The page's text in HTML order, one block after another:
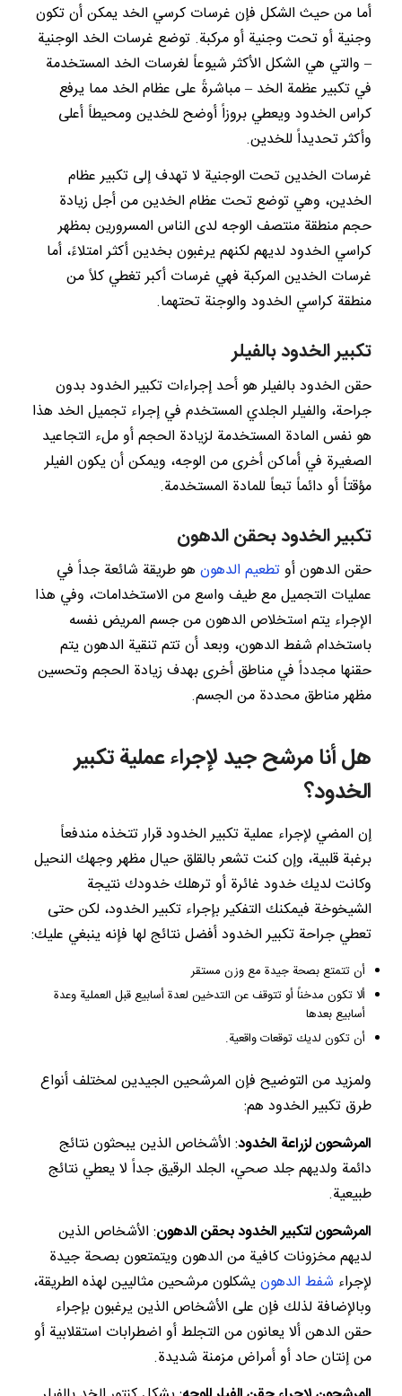
أما من حيث الشكل فإن غرسات كرسي الخد يمكن أن تكون
وجنية أو تحت وجنية أو مركبة. توضع غرسات الخد الوجنية
– والتي هي الشكل الأكثر شيوعاً لغرسات الخد المستخدمة
في تكبير عظمة الخد – مباشرةً على عظام الخد مما يرفع
كراس الخدود ويعطي بروزاً أوضح للخدين ومحيطاً أعلى
وأكثر تحديداً للخدين.
غرسات الخدين تحت الوجنية لا تهدف إلى تكبير عظام
الخدين، وهي توضع تحت عظام الخدين من أجل زيادة
حجم منطقة منتصف الوجه لدى الناس المسرورين بمظهر
كراسي الخدود لديهم لكنهم يرغبون بخدين أكثر امتلاءً، أما
غرسات الخدين المركبة فهي غرسات أكبر تغطي كلاً من
منطقة كراسي الخدود والوجنة تحتهما.
تكبير الخدود بالفيلر
حقن الخدود بالفيلر هو أحد إجراءات تكبير الخدود بدون
جراحة، والفيلر الجلدي المستخدم في إجراء تجميل الخد هذا
هو نفس المادة المستخدمة لزيادة الحجم أو ملء التجاعيد
الصغيرة في أماكن أخرى من الوجه، ويمكن أن يكون الفيلر
مؤقتاً أو دائماً تبعاً للمادة المستخدمة.
تكبير الخدود بحقن الدهون
حقن الدهون أوتطعيم الدهونهو طريقة شائعة جداً في
عمليات التجميل مع طيف واسع من الاستخدامات، وفي هذا
الإجراء يتم استخلاص الدهون من جسم المريض نفسه
باستخدام شفط الدهون، وبعد أن تتم تنقية الدهون يتم
حقنها مجدداً في مناطق أخرى بهدف زيادة الحجم وتحسين
مظهر مناطق محددة من الجسم.
هل أنا مرشح جيد لإجراء عملية تكبير
الخدود؟
إن المضي لإجراء عملية تكبير الخدود قرار تتخذه مندفعاً
برغبة قلبية، وإن كنت تشعر بالقلق حيال مظهر وجهك النحيل
وكانت لديك خدود غائرة أو ترهلك خدودك نتيجة
الشيخوخة فيمكنك التفكير بإجراء تكبير الخدود، لكن حتى
تعطي جراحة تكبير الخدود أفضل نتائج لها فإنه ينبغي عليك:
أن تتمتع بصحة جيدة مع وزن مستقر
ألا تكون مدخناً أو تتوقف عن التدخين لعدة أسابيع قبل العملية وعدة
أسابيع بعدها
أن تكون لديك توقعات واقعية.
ولمزيد من التوضيح فإن المرشحين الجيدين لمختلف أنواع
طرق تكبير الخدود هم:
المرشحون لزراعة الخدود: الأشخاص الذين يبحثون نتائج
دائمة ولديهم جلد صحي، الجلد الرقيق جداً لا يعطي نتائج
طبيعية.
المرشحون لتكبير الخدود بحقن الدهون: الأشخاص الذين
لديهم مخزونات كافية من الدهون ويتمتعون بصحة جيدة
لإجراء شفط الدهونيشكلون مرشحين مثاليين لهذه الطريقة،
وبالإضافة لذلك فإن على الأشخاص الذين يرغبون بإجراء
حقن الدهن ألا يعانون من التجلط أو اضطرابات استقلابية أو
من إنتان حاد أو أمراض مزمنة شديدة.